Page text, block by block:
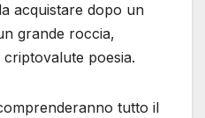
acquistare dopo un
grande roccia,
poesia.
tutto il